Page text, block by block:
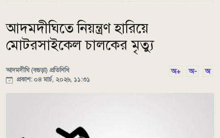
আদমদীঘিতে নিয়ন্ত্রণ হারিয়ে
মোটরসাইকেল চালকের মৃত্যু
আদমদীঘি (বগুড়া) প্রতিনিধি
প্রকাশ: ০৪ মার্চ, ২০২৬, ১১:৩১
অ+ অ- অ